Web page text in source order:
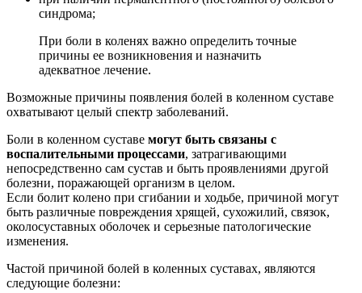
синдрома;
При боли в коленях важно определить точные
причины ее возникновения и назначить
адекватное лечение.
Возможные причины появления болей в коленном суставе
охватывают целый спектр заболеваний.
Боли в коленном суставе могут быть связаны с
воспалительными процессами, затрагивающими
непосредственно сам сустав и быть проявлениями другой
болезни, поражающей организм в целом.
Если болит колено при сгибании и ходьбе, причиной могут
быть различные повреждения хрящей, сухожилий, связок,
околосуставных оболочек и серьезные патологические
изменения.
Частой причиной болей в коленных суставах, являются
следующие болезни: